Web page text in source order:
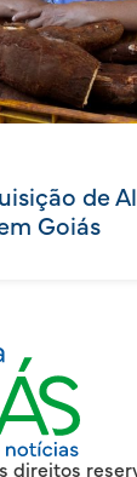
de
Goiás
direitos